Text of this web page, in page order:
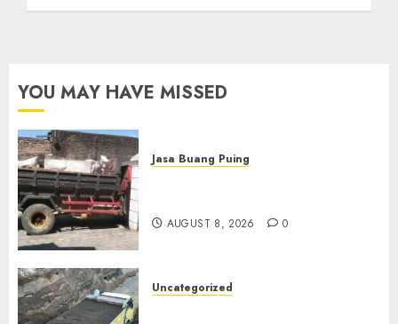
YOU MAY HAVE MISSED
Jasa Buang Puing
AUGUST 8, 2026 0
Uncategorized